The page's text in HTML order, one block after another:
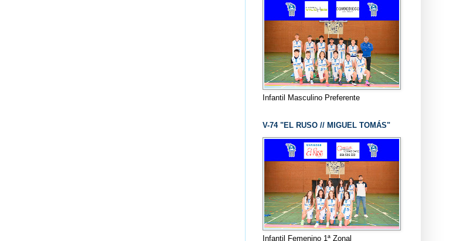
Infantil Masculino Preferente
V-74 "EL RUSO // MIGUEL TOMÁS"
Infantil Femenino 1ª Zonal